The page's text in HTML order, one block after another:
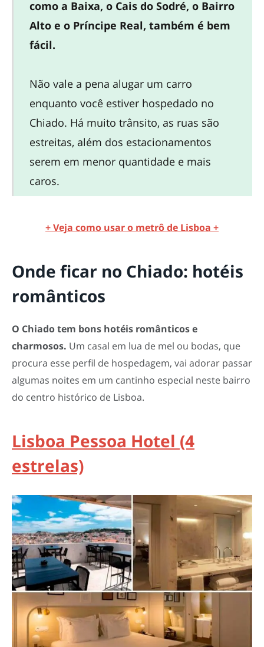
como a Baixa, o Cais do Sodré, o Bairro
Alto e o Príncipe Real, também é bem
fácil.
Não vale a pena alugar um carro
enquanto você estiver hospedado no
Chiado. Há muito trânsito, as ruas são
estreitas, além dos estacionamentos
serem em menor quantidade e mais
caros.
+ Veja como usar o metrô de Lisboa +
Onde ficar no Chiado: hotéis
românticos
O Chiado tem bons hotéis românticos e
charmosos. Um casal em lua de mel ou bodas, que
procura esse perfil de hospedagem, vai adorar passar
algumas noites em um cantinho especial neste bairro
do centro histórico de Lisboa.
Lisboa Pessoa Hotel (4
estrelas)